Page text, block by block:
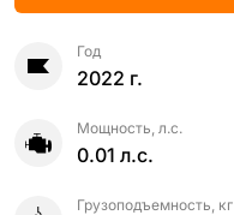
Год
2022 г.
Мощность, л.с.
0.01 л.с.
Грузоподъемность, кг